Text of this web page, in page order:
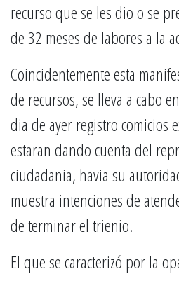
recurso que se les dio o se
de 32 meses de labores a la
Coincidentemente esta
de recursos, se lleva a cabo
dia de ayer registro comicios
estaran dando cuenta del
ciudadania, havia su
muestra intenciones de
de terminar el trienio.
El que se caracterizó por la